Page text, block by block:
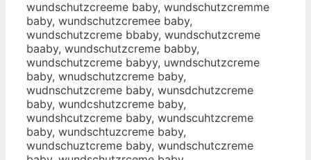
wundschutzcreeme baby, wundschutzcremme
baby, wundschutzcremee baby,
wundschutzcreme bbaby, wundschutzcreme
baaby, wundschutzcreme babby,
wundschutzcreme babyy, uwndschutzcreme
baby, wnudschutzcreme baby,
wudnschutzcreme baby, wunsdchutzcreme
baby, wundcshutzcreme baby,
wundshcutzcreme baby, wundscuhtzcreme
baby, wundschtuzcreme baby,
wundschuztcreme baby, wundschutczreme